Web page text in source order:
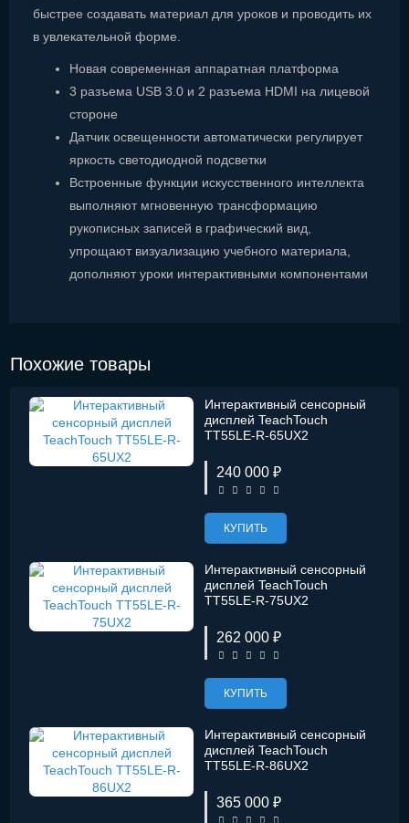
быстрее создавать материал для уроков и проводить их
в увлекательной форме.
Новая современная аппаратная платформа
3 разъема USB 3.0 и 2 разъема HDMI на лицевой
стороне
Датчик освещенности автоматически регулирует
яркость светодиодной подсветки
Встроенные функции искусственного интеллекта
выполняют мгновенную трансформацию
рукописных записей в графический вид,
упрощают визуализацию учебного материала,
дополняют уроки интерактивными компонентами
Похожие товары
Интерактивный сенсорный
дисплей TeachTouch
TT55LE-R-65UX2
240 000 ₽
КУПИТЬ
Интерактивный сенсорный
дисплей TeachTouch
TT55LE-R-75UX2
262 000 ₽
КУПИТЬ
Интерактивный сенсорный
дисплей TeachTouch
TT55LE-R-86UX2
365 000 ₽